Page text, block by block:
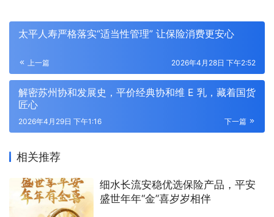
太平人寿严格落实“适当性管理” 让保险消费更安心
上一篇 2026年4月28日 下午2:52
解密苏州协和发展史，平价经典协和维 E 乳，藏着国货
匠心
下一篇
2026年4月29日 下午1:16
相关推荐
细水长流安稳优选保险产品，平安
盛世年年“金”喜岁岁相伴